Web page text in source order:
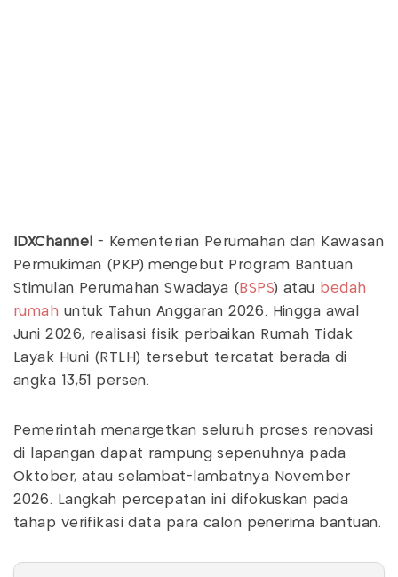
IDXChannel - Kementerian Perumahan dan Kawasan
Permukiman (PKP) mengebut Program Bantuan
Stimulan Perumahan Swadaya ( BSPS) atau bedah
rumah untuk Tahun Anggaran 2026. Hingga awal
Juni 2026, realisasi fisik perbaikan Rumah Tidak
Layak Huni (RTLH) tersebut tercatat berada di
angka 13,51 persen.
Pemerintah menargetkan seluruh proses renovasi
di lapangan dapat rampung sepenuhnya pada
Oktober, atau selambat-lambatnya November
2026. Langkah percepatan ini difokuskan pada
tahap verifikasi data para calon penerima bantuan.